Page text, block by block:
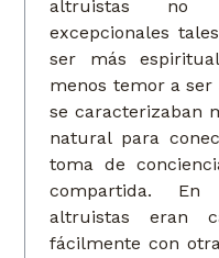
altruistas no
excepcionales
ser más
menos temor a
se caracterizaban
natural para
toma de
compartida.
altruistas eran
fácilmente con